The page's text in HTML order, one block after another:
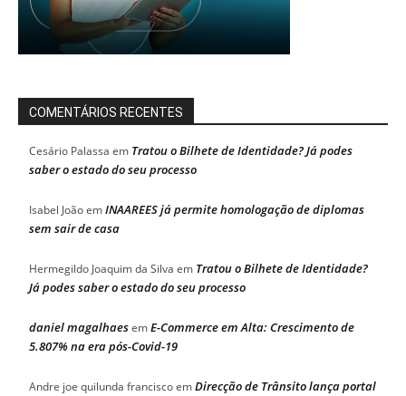
COMENTÁRIOS RECENTES
Cesário Palassa em Tratou o Bilhete de Identidade? Já podes
saber o estado do seu processo
Isabel JoãoemINAAREES já permite homologação de diplomas
sem sair de casa
Hermegildo Joaquim da Silva em Tratou o Bilhete de Identidade?
Já podes saber o estado do seu processo
daniel magalhaesemE-Commerce em Alta: Crescimento de
5.807% na era pós-Covid-19
Andre joe quilunda franciscoemDirecção de Trânsito lança portal